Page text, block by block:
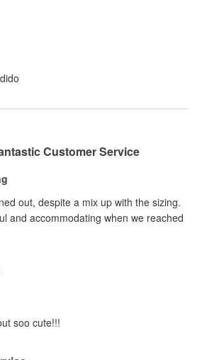
Customer Service
out, despite a mix up with the sizing.
and accommodating when we reached
soo cute!!!